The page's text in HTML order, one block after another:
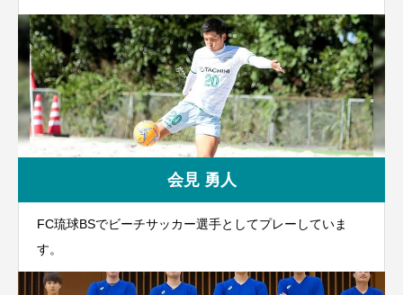
会見 勇人
FC琉球BSでビーチサッカー選手としてプレーしていま
す。